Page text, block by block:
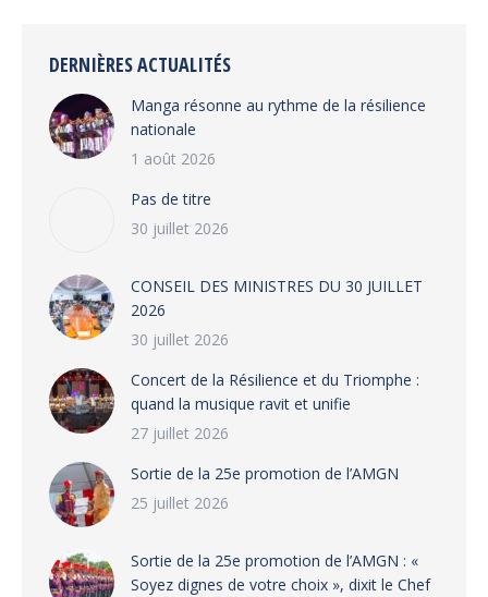
DERNIÈRES ACTUALITÉS
Manga résonne au rythme de la résilience
nationale
1 août 2026
Pas de titre
30 juillet 2026
CONSEIL DES MINISTRES DU 30 JUILLET
2026
30 juillet 2026
‎​Concert de la Résilience et du Triomphe :
quand la musique ravit et unifie
27 juillet 2026
‎Sortie de la 25e promotion de l’AMGN
25 juillet 2026
‎Sortie de la 25e promotion de l’AMGN : «
Soyez dignes de votre choix », dixit le Chef